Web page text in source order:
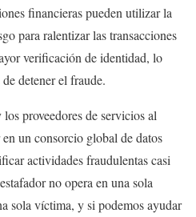
financieras pueden utilizar la
para ralentizar las transacciones
verificación de identidad, lo
detener el fraude.
proveedores de servicios al
un consorcio global de datos
actividades fraudulentas casi
no opera en una sola
sola víctima, y si podemos ayudar